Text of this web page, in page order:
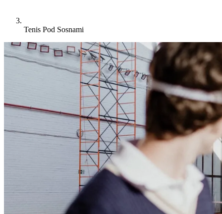
Tenis Pod Sosnami